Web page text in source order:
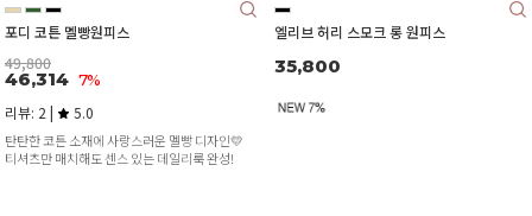
포디 코튼 멜빵원피스
49,800
46,314 7%
리뷰: 2 | 5.0
탄탄한 코튼 소재에 사랑스러운 멜빵 디자인💛
티셔츠만 매치해도 센스 있는 데일리룩 완성!
엘리브 허리 스모크 롱 원피스
35,800